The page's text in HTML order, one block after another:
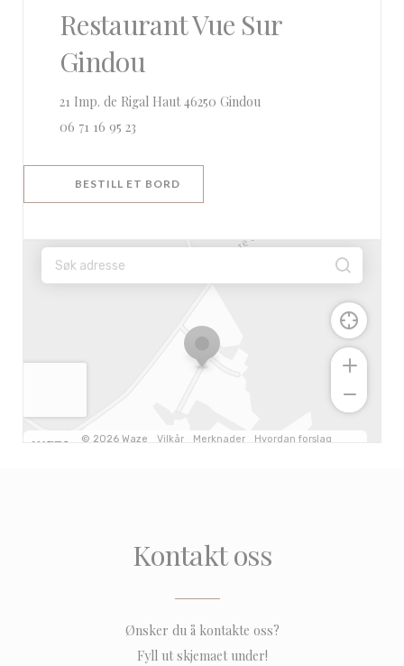
Restaurant Vue Sur
Gindou
21 Imp. de Rigal Haut 46250 Gindou
06 71 16 95 23
BESTILL ET BORD
Kontakt oss
Ønsker du å kontakte oss?
Fyll ut skjemaet under!